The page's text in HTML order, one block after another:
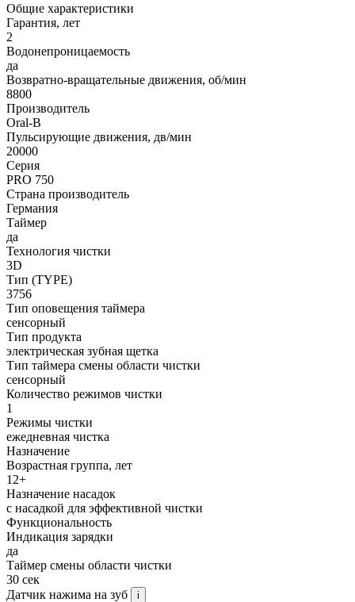
Общие характеристики
Гарантия, лет
2
Водонепроницаемость
да
Возвратно-вращательные движения, об/мин
8800
Производитель
Oral-B
Пульсирующие движения, дв/мин
20000
Серия
PRO 750
Страна производитель
Германия
Таймер
да
Технология чистки
3D
Тип (TYPE)
3756
Тип оповещения таймера
сенсорный
Тип продукта
электрическая зубная щетка
Тип таймера смены области чистки
сенсорный
Количество режимов чистки
1
Режимы чистки
ежедневная чистка
Назначение
Возрастная группа, лет
12+
Назначение насадок
с насадкой для эффективной чистки
Функциональность
Индикация зарядки
да
Таймер смены области чистки
30 сек
Датчик нажима на зуб
i